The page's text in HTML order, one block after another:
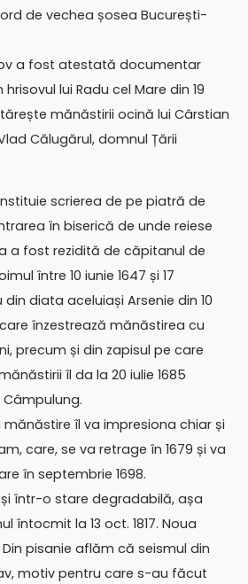
de vechea șosea București-
a fost atestată documentar
lui Radu cel Mare din 19
mănăstirii ocină lui Cârstian
Călugărul, domnul Țării
scrierea de pe piatră de
în biserică de unde reiese
a fost rezidită de căpitanul de
între 10 iunie 1647 și 17
diata aceluiași Arsenie din 10
înzestrează mănăstirea cu
precum și din zapisul pe care
îl da la 20 iulie 1685
îl va impresiona chiar și
care, se va retrage în 1679 și va
în septembrie 1698.
într-o stare degradabilă, așa
întocmit la 13 oct. 1817. Noua
Din pisanie aflăm că seismul din
motiv pentru care s-au făcut